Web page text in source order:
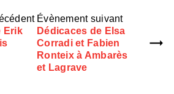
Erik
Évènement suivant
Dédicaces de Elsa
Corradi et Fabien
Ronteix à Ambarès
et Lagrave